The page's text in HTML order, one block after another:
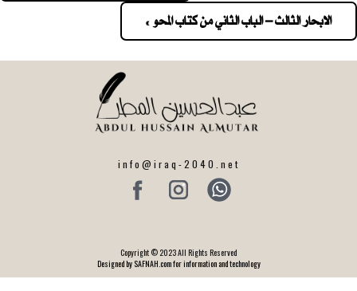
navigation
الابحار الثالث – الباب الثاني من كتاب المحو »
info@iraq-2040.net
Copyright © 2023 All Rights Reserved
Designed by SAFNAH.com for information and technology